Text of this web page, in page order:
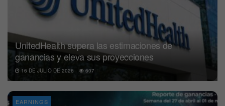
UnitedHealth supera las estimaciones de
ganancias y eleva sus proyecciones
16 DE JULIO DE 2026 607
EARNINGS